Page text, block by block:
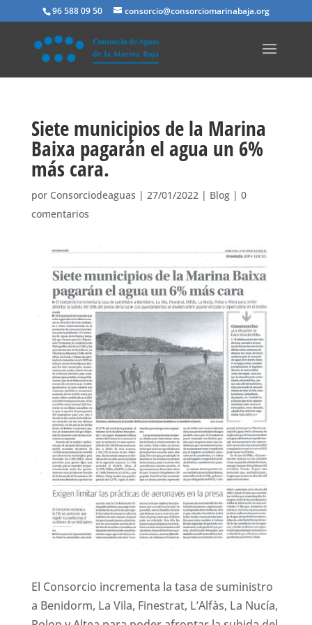
96 588 09 50 consorcio@consorciomarinabaja.org
Siete municipios de la Marina
Baixa pagarán el agua un 6%
más cara.
por Consorciodeaguas | 27/01/2022| Blog| 0
comentarios
El Consorcio incrementa la tasa de suministro
a Benidorm, La Vila, Finestrat, L’Alfàs, La Nucía,